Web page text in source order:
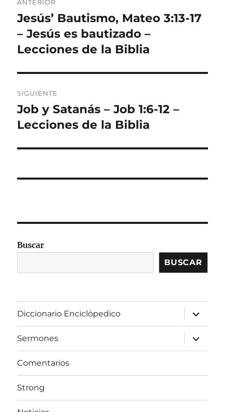
de
entradas
ANTERIOR
Entrada
anterior:
Jesús’ Bautismo, Mateo 3:13-17
– Jesús es bautizado –
Lecciones de la Biblia
SIGUIENTE
Entrada
siguiente:
Job y Satanás – Job 1:6-12 –
Lecciones de la Biblia
Buscar
BUSCAR
Diccionario Enciclópedico
expandir
el
menú
inferior
Sermones
expandir
el
menú
Comentarios
Strong